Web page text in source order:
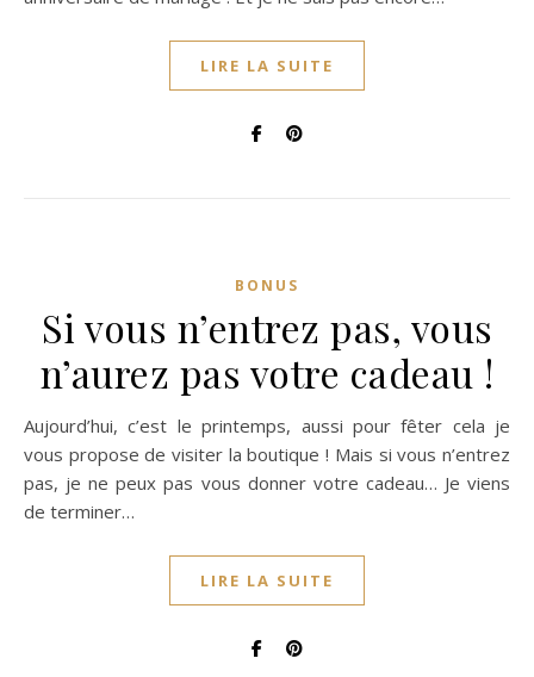
LIRE LA SUITE
BONUS
Si vous n’entrez pas, vous
n’aurez pas votre cadeau !
Aujourd’hui, c’est le printemps, aussi pour fêter cela je
vous propose de visiter la boutique ! Mais si vous n’entrez
pas, je ne peux pas vous donner votre cadeau… Je viens
de terminer…
LIRE LA SUITE